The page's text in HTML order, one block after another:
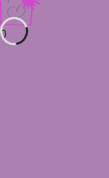
0